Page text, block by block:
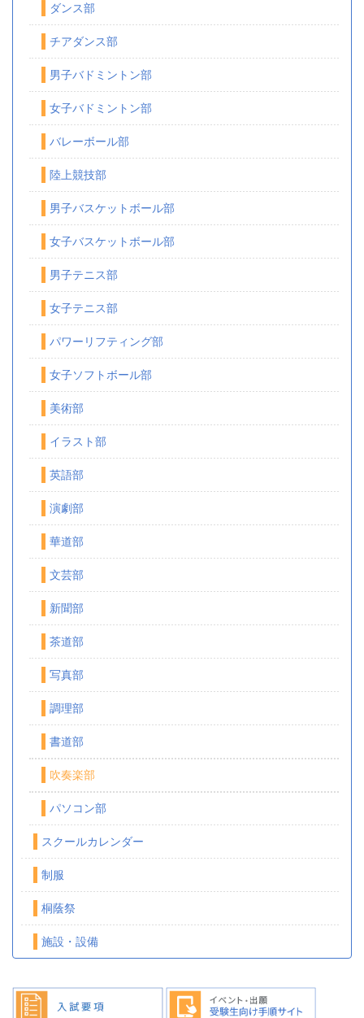
ダンス部
チアダンス部
男子バドミントン部
女子バドミントン部
バレーボール部
陸上競技部
男子バスケットボール部
女子バスケットボール部
男子テニス部
女子テニス部
パワーリフティング部
女子ソフトボール部
美術部
イラスト部
英語部
演劇部
華道部
文芸部
新聞部
茶道部
写真部
調理部
書道部
吹奏楽部
パソコン部
スクールカレンダー
制服
桐蔭祭
施設・設備